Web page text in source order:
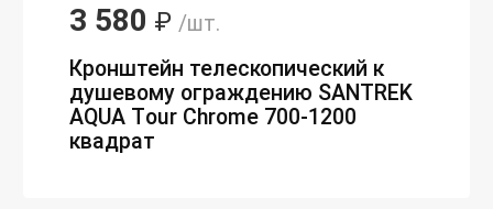
3 580 ₽ /шт.
Кронштейн телескопический к
душевому ограждению SANTREK
AQUA Тour Chrome 700-1200
квадрат